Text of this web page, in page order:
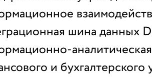
шина данных
и бухгалтерского